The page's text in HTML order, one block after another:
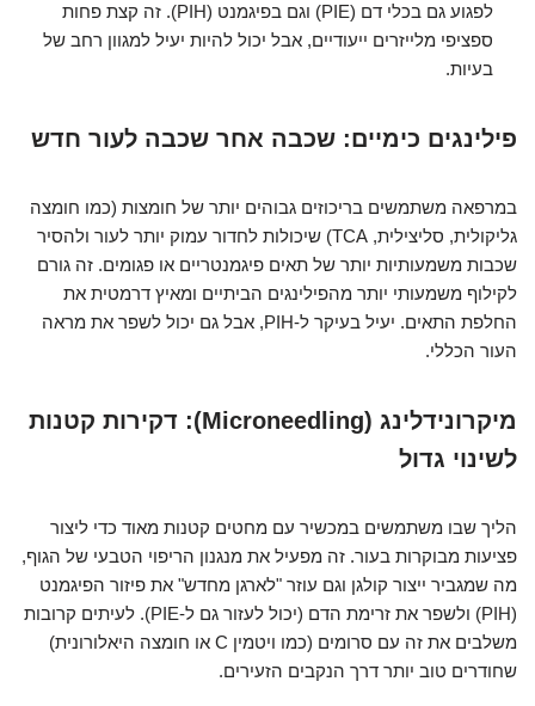
לפגוע גם בכלי דם (PIE) וגם בפיגמנט (PIH). זה קצת פחות
ספציפי מלייזרים ייעודיים, אבל יכול להיות יעיל למגוון רחב של
בעיות.
פילינגים כימיים: שכבה אחר שכבה לעור חדש
במרפאה משתמשים בריכוזים גבוהים יותר של חומצות (כמו חומצה
גליקולית, סליצילית, TCA) שיכולות לחדור עמוק יותר לעור ולהסיר
שכבות משמעותיות יותר של תאים פיגמנטריים או פגומים. זה גורם
לקילוף משמעותי יותר מהפילינגים הביתיים ומאיץ דרמטית את
החלפת התאים. יעיל בעיקר ל-PIH, אבל גם יכול לשפר את מראה
העור הכללי.
מיקרונידלינג (Microneedling): דקירות קטנות
לשינוי גדול
הליך שבו משתמשים במכשיר עם מחטים קטנות מאוד כדי ליצור
פציעות מבוקרות בעור. זה מפעיל את מנגנון הריפוי הטבעי של הגוף,
מה שמגביר ייצור קולגן וגם עוזר "לארגן מחדש" את פיזור הפיגמנט
(PIH) ולשפר את זרימת הדם (יכול לעזור גם ל-PIE). לעיתים קרובות
משלבים את זה עם סרומים (כמו ויטמין C או חומצה היאלורונית)
שחודרים טוב יותר דרך הנקבים הזעירים.